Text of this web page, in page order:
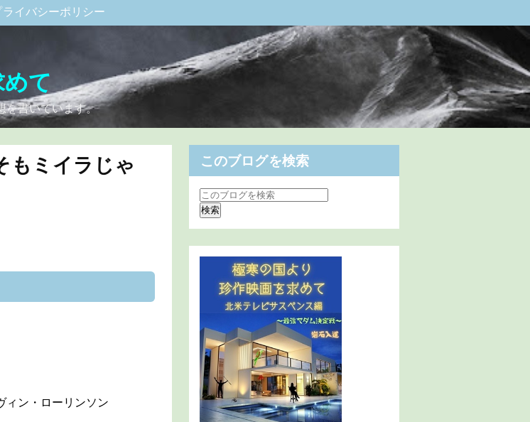
ライバシーポリシー
て
を書いています。
ミイラじゃ
ィン・ローリンソン
このブログを検索